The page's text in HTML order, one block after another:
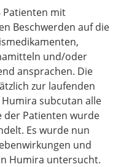
Patienten mit
Beschwerden auf die
und/oder
ansprachen. Die
zur laufenden
subcutan alle
der Patienten wurde
Es wurde nun
und
Humira untersucht.